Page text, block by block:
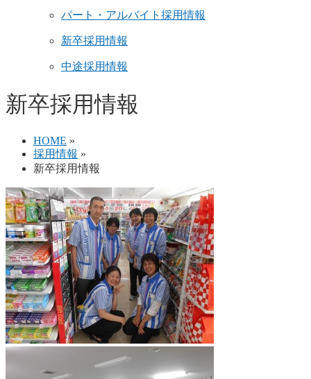
パート・アルバイト採用情報
新卒採用情報
中途採用情報
新卒採用情報
HOME »
採用情報 »
新卒採用情報